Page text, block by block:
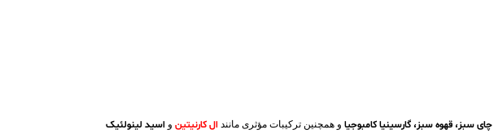
چای سبز، قهوه سبز، گارسینیا کامبوجیا و همچنین ترکیبات مؤثری مانند ال‌ کارنیتین و اسید لینولئیک